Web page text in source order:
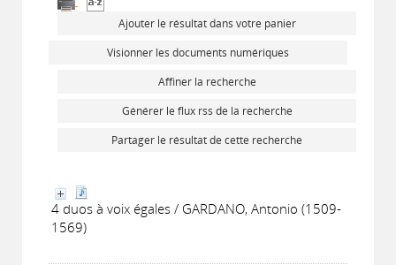
Ajouter le résultat dans votre panier
Visionner les documents numériques
Affiner la recherche
Générer le flux rss de la recherche
Partager le résultat de cette recherche
4 duos à voix égales / GARDANO, Antonio (1509-
1569)